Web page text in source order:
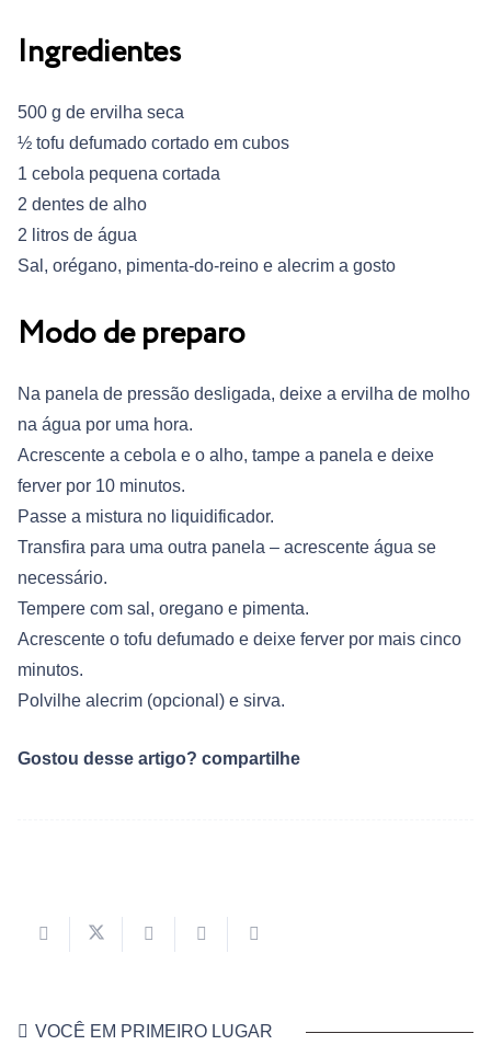
Ingredientes
500 g de ervilha seca
½ tofu defumado cortado em cubos
1 cebola pequena cortada
2 dentes de alho
2 litros de água
Sal, orégano, pimenta-do-reino e alecrim a gosto
Modo de preparo
Na panela de pressão desligada, deixe a ervilha de molho
na água por uma hora.
Acrescente a cebola e o alho, tampe a panela e deixe
ferver por 10 minutos.
Passe a mistura no liquidificador.
Transfira para uma outra panela – acrescente água se
necessário.
Tempere com sal, oregano e pimenta.
Acrescente o tofu defumado e deixe ferver por mais cinco
minutos.
Polvilhe alecrim (opcional) e sirva.
Gostou desse artigo? compartilhe
VOCÊ EM PRIMEIRO LUGAR